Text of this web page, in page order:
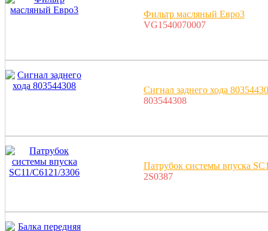
Фильтр масляный Евро3
VG1540070007
Сигнал заднего хода
803544308
Патрубок системы впуска
2S0387